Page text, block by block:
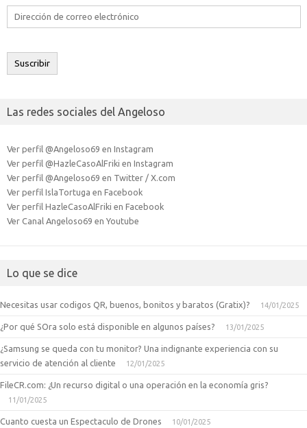
Dirección
electrónico
Suscribir
Las redes sociales del Angeloso
Ver perfil @Angeloso69 en Instagram
Ver perfil @HazleCasoAlFriki en Instagram
Ver perfil @Angeloso69 en Twitter / X.com
Ver perfil IslaTortuga en Facebook
Ver perfil HazleCasoAlFriki en Facebook
Ver Canal Angeloso69 en Youtube
Lo que se dice
Necesitas usar codigos QR, buenos, bonitos y baratos (Gratix)? 14/01/2025
¿Por qué SOra solo está disponible en algunos países? 13/01/2025
¿Samsung se queda con tu monitor? Una indignante experiencia con su
servicio de atención al cliente
12/01/2025
FileCR.com: ¿Un recurso digital o una operación en la economía gris?
11/01/2025
Cuanto cuesta un Espectaculo de Drones 10/01/2025